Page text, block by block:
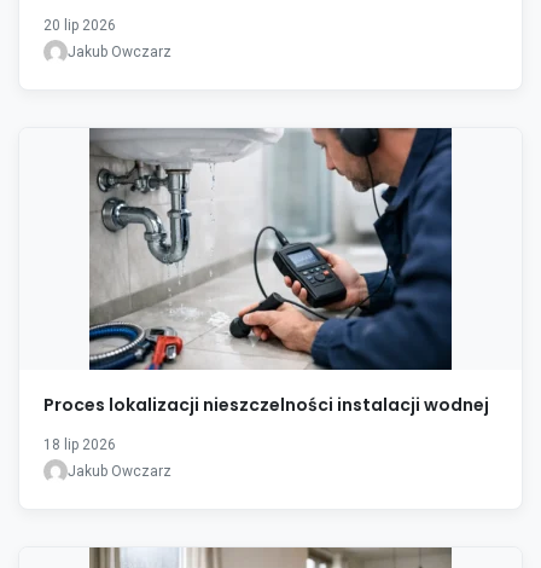
20 lip 2026
Jakub Owczarz
Proces lokalizacji nieszczelności instalacji wodnej
18 lip 2026
Jakub Owczarz